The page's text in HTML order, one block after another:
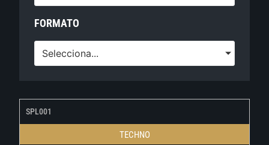
FORMATO
Selecciona...
SPL001
TECHNO